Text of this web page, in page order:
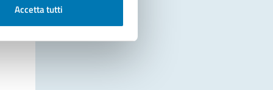
Accetta tutti